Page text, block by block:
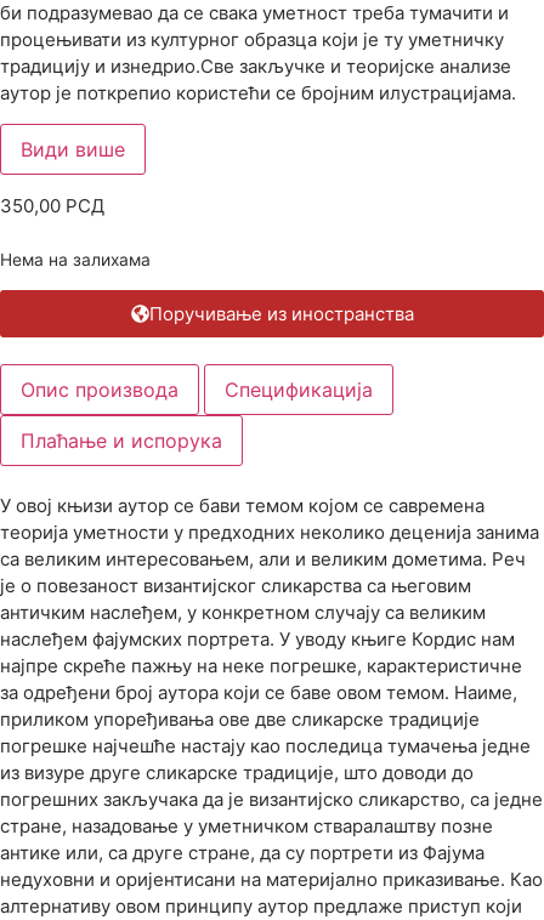
би подразумевао да се свака уметност треба тумачити и
процењивати из културног образца који је ту уметничку
традицију и изнедрио.Све закључке и теоријске анализе
аутор је поткрепио користећи се бројним илустрацијама.
Види више
350,00 РСД
Нема на залихама
Поручивање из иностранства
Опис производа Спецификација
Плаћање и испорука
У овој књизи аутор се бави темом којом се савремена
теорија уметности у предходних неколико деценија занима
са великим интересовањем, али и великим дометима. Реч
је о повезаност византијског сликарства са његовим
античким наслеђем, у конкретном случају са великим
наслеђем фајумских портрета. У уводу књиге Кордис нам
најпре скреће пажњу на неке погрешке, карактеристичне
за одређени број аутора који се баве овом темом. Наиме,
приликом упоређивања ове две сликарске традиције
погрешке најчешће настају као последица тумачења једне
из визуре друге сликарске традиције, што доводи до
погрешних закључака да је византијско сликарство, са једне
стране, назадовање у уметничком стваралаштву позне
антике или, са друге стране, да су портрети из Фајума
недуховни и оријентисани на материјално приказивање. Као
алтернативу овом принципу аутор предлаже приступ који